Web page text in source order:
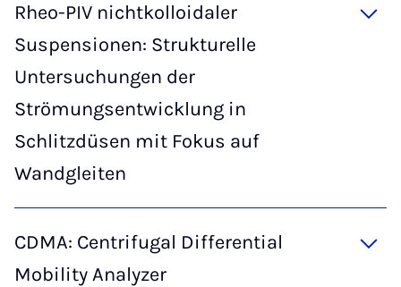
Rheo-PIV nichtkolloidaler
Suspensionen: Strukturelle
Untersuchungen der
Strömungsentwicklung in
Schlitzdüsen mit Fokus auf
Wandgleiten
CDMA: Centrifugal Differential
Mobility Analyzer